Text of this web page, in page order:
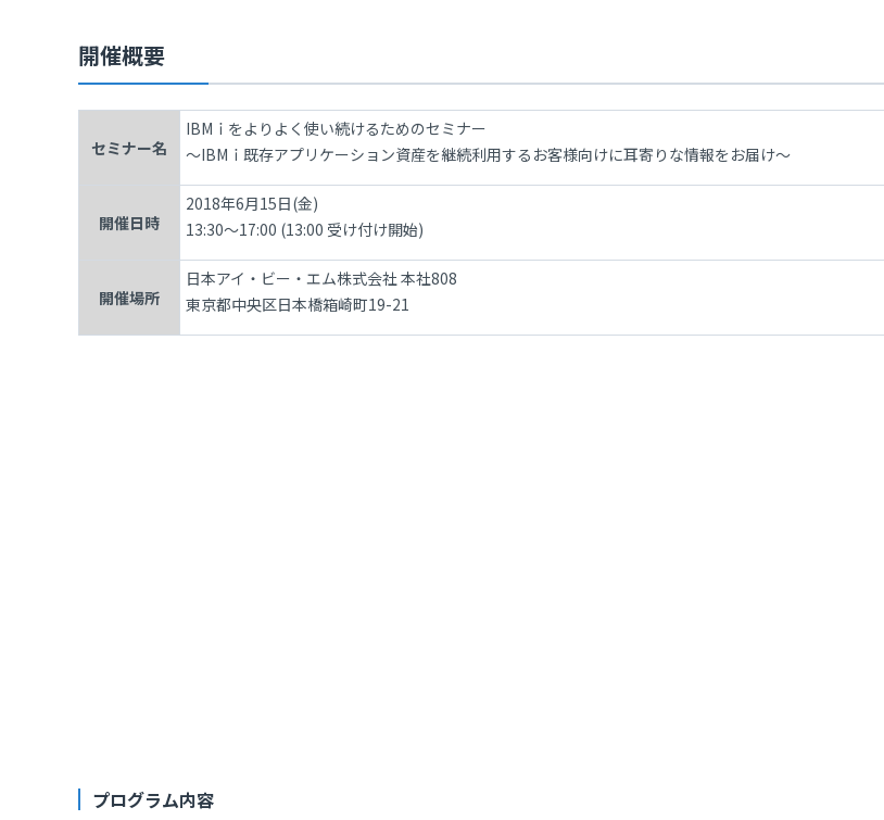
開催概要
セミナー名
IBMｉをよりよく使い続けるためのセミナー
～IBMｉ既存アプリケーション資産を継続利用するお客様向けに耳寄りな情報をお届け～
開催日時
2018年6月15日(金)
13:30～17:00 (13:00 受け付け開始)
開催場所
日本アイ・ビー・エム株式会社 本社808
東京都中央区日本橋箱崎町19-21
プログラム内容